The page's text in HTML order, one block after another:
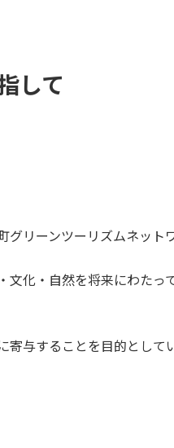
して
グリーンツーリズムネット
文化・自然を将来にわたっ
与することを目的として